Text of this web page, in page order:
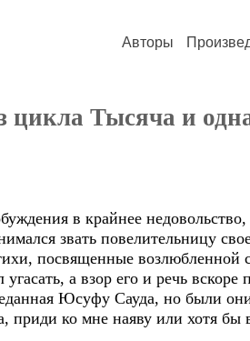
Авторы
цикла Тысяча и
в крайнее
звать повелительницу
посвященные
а взор его и речь
Юсуфу Сауда, но были
ко мне наяву или хотя бы